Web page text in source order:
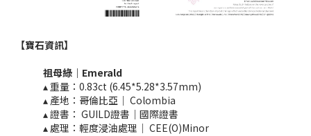
【寶石資訊】
祖母綠｜Emerald​
▴ 重量：0.83ct (6.45*5.28*3.57mm)​
▴ 產地：哥倫比亞｜ Colombia
▴ 證書： GUILD證書｜國際證書
▴ 處理：輕度浸油處理｜ CEE(O)Minor​